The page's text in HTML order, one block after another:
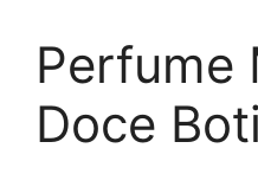
Perfume
Doce